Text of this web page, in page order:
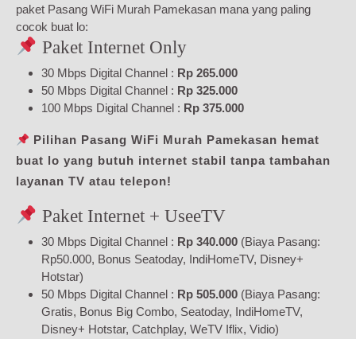
paket Pasang WiFi Murah Pamekasan mana yang paling
cocok buat lo:
Paket Internet Only
30 Mbps Digital Channel : Rp 265.000
50 Mbps Digital Channel : Rp 325.000
100 Mbps Digital Channel : Rp 375.000
Pilihan Pasang WiFi Murah Pamekasan hemat
buat lo yang butuh internet stabil tanpa tambahan
layanan TV atau telepon!
Paket Internet + UseeTV
30 Mbps Digital Channel : Rp 340.000 (Biaya Pasang:
Rp50.000, Bonus Seatoday, IndiHomeTV, Disney+
Hotstar)
50 Mbps Digital Channel : Rp 505.000 (Biaya Pasang:
Gratis, Bonus Big Combo, Seatoday, IndiHomeTV,
Disney+ Hotstar, Catchplay, WeTV Iflix, Vidio)